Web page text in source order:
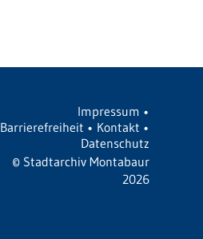
Impressum •
Barrierefreiheit • Kontakt •
Datenschutz
© Stadtarchiv Montabaur
2026